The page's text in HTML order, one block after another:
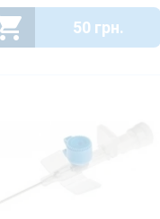
50 грн.